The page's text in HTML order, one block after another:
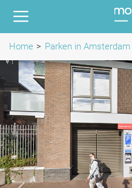
Home Parken in Amsterdam